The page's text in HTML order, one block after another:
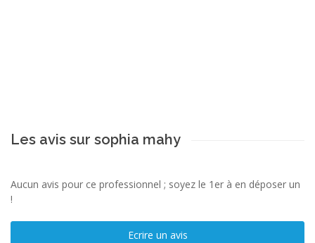
Les avis sur sophia mahy
Aucun avis pour ce professionnel ; soyez le 1er à en déposer un
!
Ecrire un avis